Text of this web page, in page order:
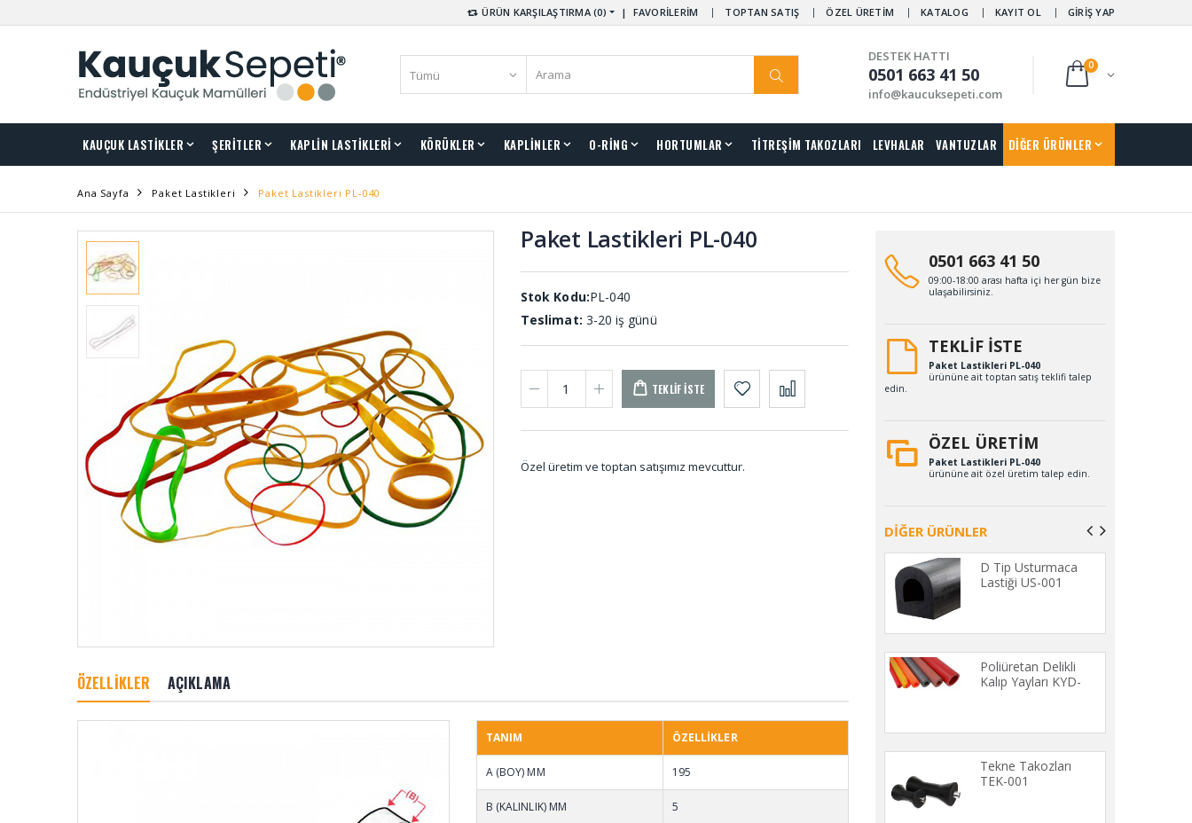
ÜRÜN KARŞILAŞTIRMA (0) | FAVORİLERİM TOPTAN SATIŞ ÖZEL ÜRETİM KATALOG KAYIT OL GİRİŞ YAP
DESTEK HATTI
0501 663 41 50
info@kaucuksepeti.com
0
KAUÇUK LASTİKLER ŞERİTLER KAPLİN LASTİKLERİ KÖRÜKLER KAPLİNLER O-RİNG HORTUMLAR TİTREŞİM TAKOZLARI LEVHALAR VANTUZLAR DİĞER ÜRÜNLER
Ana Sayfa Paket Lastikleri Paket Lastikleri PL-040
Paket Lastikleri PL-040
Stok Kodu:PL-040
Teslimat: 3-20 iş günü
TEKLIF İSTE
Özel üretim ve toptan satışımız mevcuttur.
ÖZELLİKLER AÇIKLAMA
TANIM ÖZELLİKLER
A (BOY) MM 195
B (KALINLIK) MM 5
0501 663 41 50
09:00-18:00 arası hafta içi her gün bize
ulaşabilirsiniz.
TEKLİF İSTE
Paket Lastikleri PL-040
ürününe ait toptan satış teklifi talep
edin.
ÖZEL ÜRETİM
Paket Lastikleri PL-040
ürününe ait özel üretim talep edin.
DİĞER ÜRÜNLER
Tekne Takozları
TEK-001
D Tip Usturmaca
Lastiği US-001
Poliüretan Delikli
Kalıp Yayları KYD-
Tekne Takozları
TEK-001